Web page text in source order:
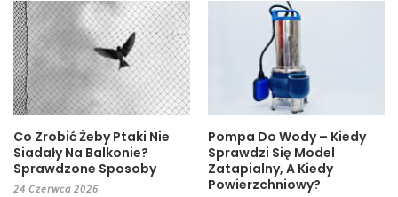
Co Zrobić Żeby Ptaki Nie
Siadały Na Balkonie?
Sprawdzone Sposoby
24 Czerwca 2026
Pompa Do Wody – Kiedy
Sprawdzi Się Model
Zatapialny, A Kiedy
Powierzchniowy?